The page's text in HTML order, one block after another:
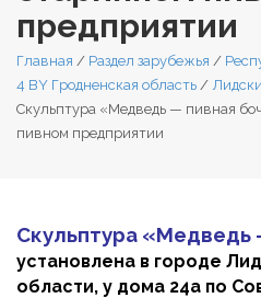
предприятии
Главная / Раздел зарубежья /
4 BY Гродненская область /
Скульптура «Медведь — пивная
пивном предприятии
Скульптура «Медведь
установлена в городе
области, у дома 24а по